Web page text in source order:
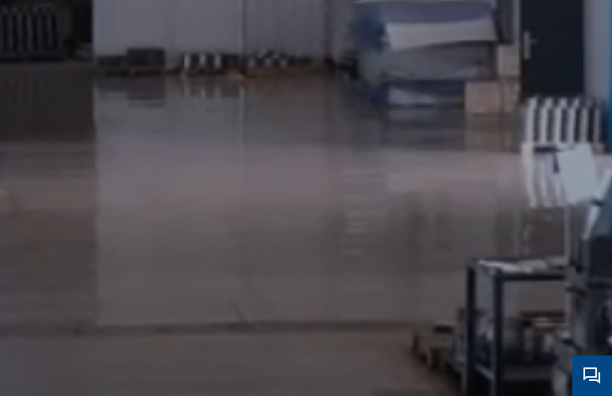
de aleación
diversas industrias